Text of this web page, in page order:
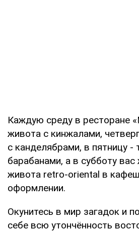
Каждую среду в ресторане
живота с кинжалами,
с канделябрами, в пятницу
барабанами, а в субботу
живота retro-oriental в
оформлении.
Окунитесь в мир загадок и
себе всю утончённость